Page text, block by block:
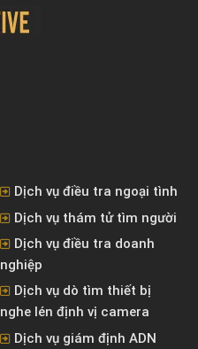
Dịch vụ điều tra ngoại tình
Dịch vụ thám tử tìm người
Dịch vụ điều tra doanh
nghiệp
Dịch vụ dò tìm thiết bị
nghe lén định vị camera
Dịch vụ giám định ADN